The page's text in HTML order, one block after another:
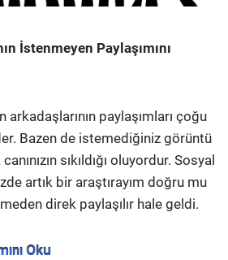
İstenmeyen Paylaşımını
arkadaşlarının paylaşımları çoğu
Bazen de istemediğiniz görüntü
sıkıldığı oluyordur. Sosyal
artık bir araştırayım doğru mu
direk paylaşılır hale geldi.
Oku